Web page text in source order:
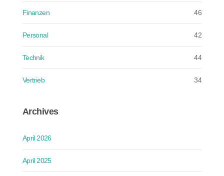
Finanzen 46
Personal 42
Technik 44
Vertrieb 34
Archives
April 2026
April 2025